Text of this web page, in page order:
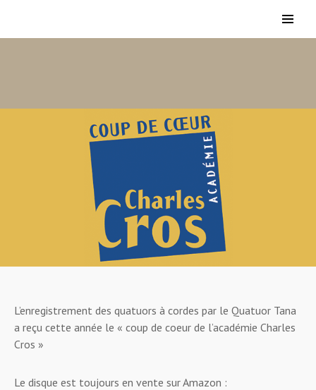
L’enregistrement des quatuors à cordes par le Quatuor Tana
a reçu cette année le « coup de coeur de l’académie Charles
Cros »
Le disque est toujours en vente sur Amazon :